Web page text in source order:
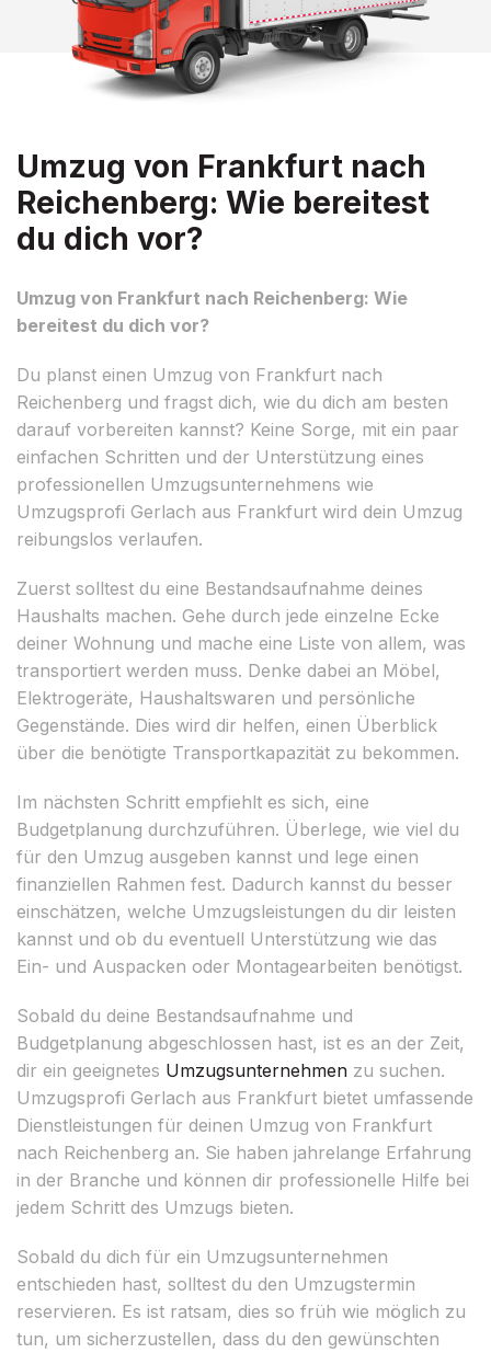
Umzug von Frankfurt nach
Reichenberg: Wie bereitest
du dich vor?
Umzug von Frankfurt nach Reichenberg: Wie
bereitest du dich vor?
Du planst einen Umzug von Frankfurt nach
Reichenberg und fragst dich, wie du dich am besten
darauf vorbereiten kannst? Keine Sorge, mit ein paar
einfachen Schritten und der Unterstützung eines
professionellen Umzugsunternehmens wie
Umzugsprofi Gerlach aus Frankfurt wird dein Umzug
reibungslos verlaufen.
Zuerst solltest du eine Bestandsaufnahme deines
Haushalts machen. Gehe durch jede einzelne Ecke
deiner Wohnung und mache eine Liste von allem, was
transportiert werden muss. Denke dabei an Möbel,
Elektrogeräte, Haushaltswaren und persönliche
Gegenstände. Dies wird dir helfen, einen Überblick
über die benötigte Transportkapazität zu bekommen.
Im nächsten Schritt empfiehlt es sich, eine
Budgetplanung durchzuführen. Überlege, wie viel du
für den Umzug ausgeben kannst und lege einen
finanziellen Rahmen fest. Dadurch kannst du besser
einschätzen, welche Umzugsleistungen du dir leisten
kannst und ob du eventuell Unterstützung wie das
Ein- und Auspacken oder Montagearbeiten benötigst.
Sobald du deine Bestandsaufnahme und
Budgetplanung abgeschlossen hast, ist es an der Zeit,
dir ein geeignetes Umzugsunternehmen zu suchen.
Umzugsprofi Gerlach aus Frankfurt bietet umfassende
Dienstleistungen für deinen Umzug von Frankfurt
nach Reichenberg an. Sie haben jahrelange Erfahrung
in der Branche und können dir professionelle Hilfe bei
jedem Schritt des Umzugs bieten.
Sobald du dich für ein Umzugsunternehmen
entschieden hast, solltest du den Umzugstermin
reservieren. Es ist ratsam, dies so früh wie möglich zu
tun, um sicherzustellen, dass du den gewünschten